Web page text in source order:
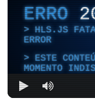
ERRO
HLS.JS
ERROR
ESTE
MOMENTO